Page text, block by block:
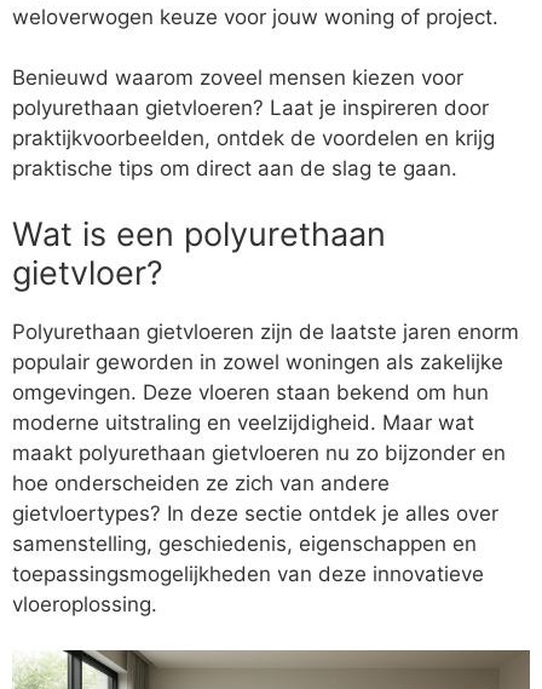
weloverwogen keuze voor jouw woning of project.
Benieuwd waarom zoveel mensen kiezen voor
polyurethaan gietvloeren? Laat je inspireren door
praktijkvoorbeelden, ontdek de voordelen en krijg
praktische tips om direct aan de slag te gaan.
Wat is een polyurethaan
gietvloer?
Polyurethaan gietvloeren zijn de laatste jaren enorm
populair geworden in zowel woningen als zakelijke
omgevingen. Deze vloeren staan bekend om hun
moderne uitstraling en veelzijdigheid. Maar wat
maakt polyurethaan gietvloeren nu zo bijzonder en
hoe onderscheiden ze zich van andere
gietvloertypes? In deze sectie ontdek je alles over
samenstelling, geschiedenis, eigenschappen en
toepassingsmogelijkheden van deze innovatieve
vloeroplossing.